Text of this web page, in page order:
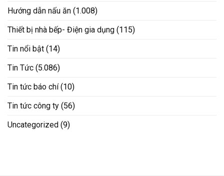
Hướng dẫn nấu ăn (1.008)
Thiết bị nhà bếp- Điện gia dụng (115)
Tin nổi bật (14)
Tin Tức (5.086)
Tin tức báo chí(10)
Tin tức công ty (56)
Uncategorized (9)